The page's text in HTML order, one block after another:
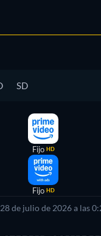
SD
Fijo HD
Fijo HD
de julio de 2026 a las